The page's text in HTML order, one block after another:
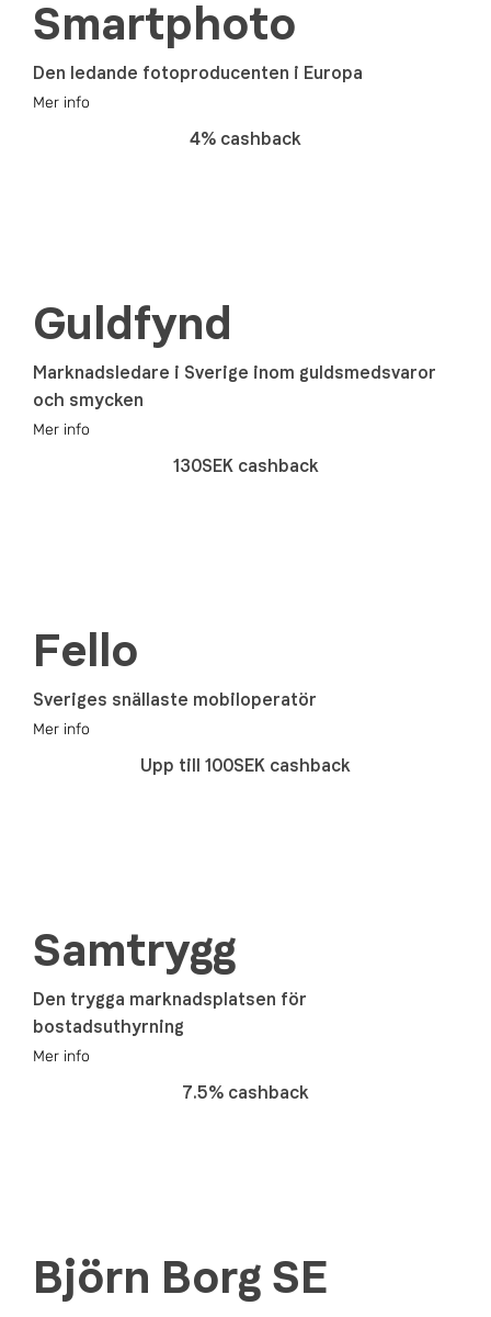
Smartphoto
Den ledande fotoproducenten i Europa
Mer info
4% cashback
Guldfynd
Marknadsledare i Sverige inom guldsmedsvaror
och smycken
Mer info
130SEK cashback
Fello
Sveriges snällaste mobiloperatör
Mer info
Upp till 100SEK cashback
Samtrygg
Den trygga marknadsplatsen för
bostadsuthyrning
Mer info
7.5% cashback
Björn Borg SE